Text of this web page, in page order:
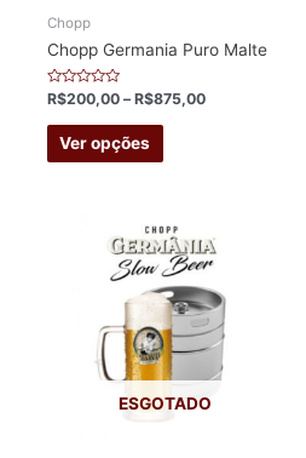
product
Chopp
Chopp Germania Puro Malte
Avaliação
de
R$200,00 –R$875,00
Ver opções
This
product
multiple
variants.
The
options
may
be
chosen
ESGOTADO